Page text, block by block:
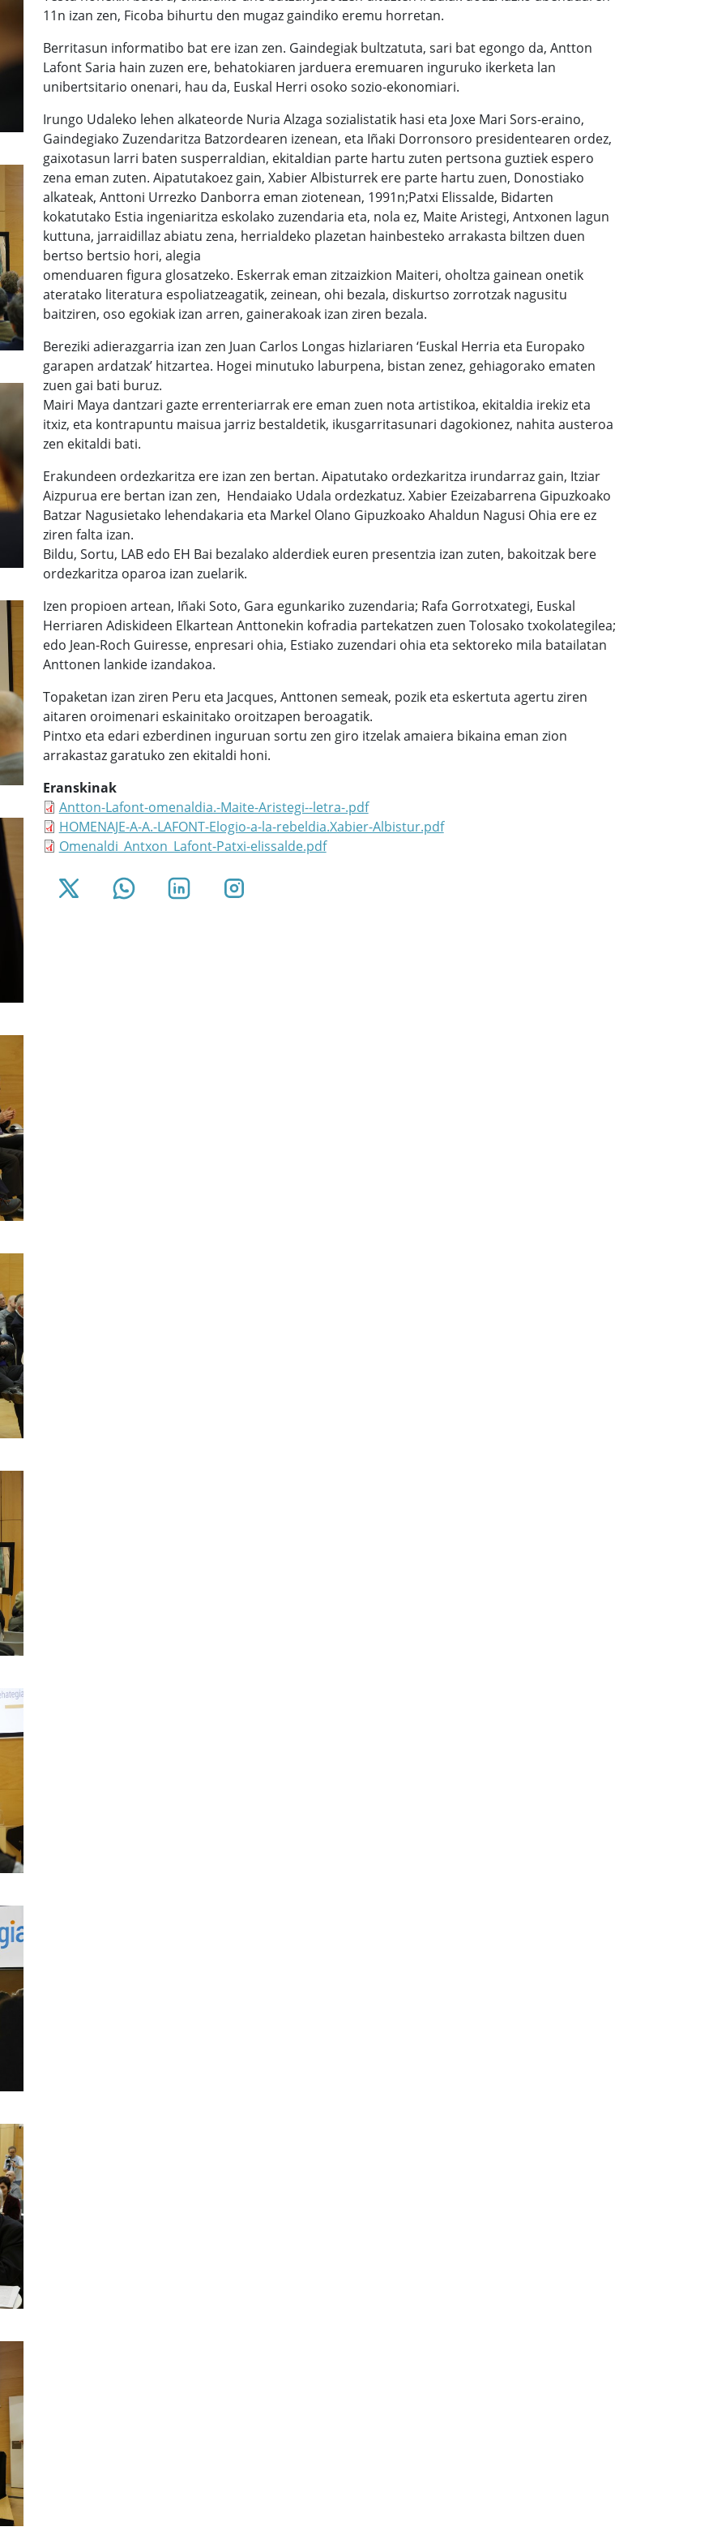
11n izan zen, Ficoba bihurtu den mugaz gaindiko eremu horretan.
Berritasun informatibo bat ere izan zen. Gaindegiak bultzatuta, sari bat egongo da, Antton
Lafont Saria hain zuzen ere, behatokiaren jarduera eremuaren inguruko ikerketa lan
unibertsitario onenari, hau da, Euskal Herri osoko sozio-ekonomiari.
Irungo Udaleko lehen alkateorde Nuria Alzaga sozialistatik hasi eta Joxe Mari Sors-eraino,
Gaindegiako Zuzendaritza Batzordearen izenean, eta Iñaki Dorronsoro presidentearen ordez,
gaixotasun larri baten susperraldian, ekitaldian parte hartu zuten pertsona guztiek espero
zena eman zuten. Aipatutakoez gain, Xabier Albisturrek ere parte hartu zuen, Donostiako
alkateak, Anttoni Urrezko Danborra eman ziotenean, 1991n;Patxi Elissalde, Bidarten
kokatutako Estia ingeniaritza eskolako zuzendaria eta, nola ez, Maite Aristegi, Antxonen lagun
kuttuna, jarraidillaz abiatu zena, herrialdeko plazetan hainbesteko arrakasta biltzen duen
bertso bertsio hori, alegia
omenduaren figura glosatzeko. Eskerrak eman zitzaizkion Maiteri, oholtza gainean onetik
ateratako literatura espoliatzeagatik, zeinean, ohi bezala, diskurtso zorrotzak nagusitu
baitziren, oso egokiak izan arren, gainerakoak izan ziren bezala.
Bereziki adierazgarria izan zen Juan Carlos Longas hizlariaren ‘Euskal Herria eta Europako
garapen ardatzak’ hitzartea. Hogei minutuko laburpena, bistan zenez, gehiagorako ematen
zuen gai bati buruz.
Mairi Maya dantzari gazte errenteriarrak ere eman zuen nota artistikoa, ekitaldia irekiz eta
itxiz, eta kontrapuntu maisua jarriz bestaldetik, ikusgarritasunari dagokionez, nahita austeroa
zen ekitaldi bati.
Erakundeen ordezkaritza ere izan zen bertan. Aipatutako ordezkaritza irundarraz gain, Itziar
Aizpurua ere bertan izan zen, Hendaiako Udala ordezkatuz. Xabier Ezeizabarrena Gipuzkoako
Batzar Nagusietako lehendakaria eta Markel Olano Gipuzkoako Ahaldun Nagusi Ohia ere ez
ziren falta izan.
Bildu, Sortu, LAB edo EH Bai bezalako alderdiek euren presentzia izan zuten, bakoitzak bere
ordezkaritza oparoa izan zuelarik.
Izen propioen artean, Iñaki Soto, Gara egunkariko zuzendaria; Rafa Gorrotxategi, Euskal
Herriaren Adiskideen Elkartean Anttonekin kofradia partekatzen zuen Tolosako txokolategilea;
edo Jean-Roch Guiresse, enpresari ohia, Estiako zuzendari ohia eta sektoreko mila batailatan
Anttonen lankide izandakoa.
Topaketan izan ziren Peru eta Jacques, Anttonen semeak, pozik eta eskertuta agertu ziren
aitaren oroimenari eskainitako oroitzapen beroagatik.
Pintxo eta edari ezberdinen inguruan sortu zen giro itzelak amaiera bikaina eman zion
arrakastaz garatuko zen ekitaldi honi.
Eranskinak
Antton-Lafont-omenaldia.-Maite-Aristegi--letra-.pdf
HOMENAJE-A-A.-LAFONT-Elogio-a-la-rebeldia.Xabier-Albistur.pdf
Omenaldi_Antxon_Lafont-Patxi-elissalde.pdf